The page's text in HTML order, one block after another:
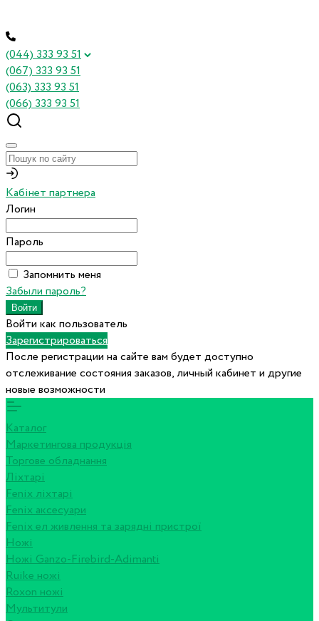
(044) 333 93 51
(067) 333 93 51
(063) 333 93 51
(066) 333 93 51
Кабінет партнера
Логин
Пароль
Запомнить меня
Забыли пароль?
Войти как пользователь
Зарегистрироваться
После регистрации на сайте вам будет доступно
отслеживание состояния заказов, личный кабинет и другие
новые возможности
Каталог
Маркетингова продукція
Торгове обладнання
Ліхтарі
Fenix ліхтарі
Fenix аксесуари
Fenix ел живлення та зарядні пристрої
Ножі
Ножі Ganzo-Firebird-Adimanti
Ruike ножі
Roxon ножi
Мультитули